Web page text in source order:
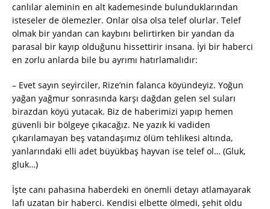
canlılar aleminin en alt kademesinde bulunduklarından
isteseler de ölemezler. Onlar olsa olsa telef olurlar. Telef
olmak bir yandan can kaybını belirtirken bir yandan da
parasal bir kayıp olduğunu hissettirir insana. İyi bir haberci
en zorlu anlarda bile bu ayrımı hatırlamalıdır:
– Evet sayın seyirciler, Rize’nin falanca köyündeyiz. Yoğun
yağan yağmur sonrasında karşı dağdan gelen sel suları
birazdan köyü yutacak. Biz de haberimizi yapıp hemen
güvenli bir bölgeye çıkacağız. Ne yazık ki vadiden
çıkarılamayan beş vatandaşımız ölüm tehlikesi altında,
yanlarındaki elli adet büyükbaş hayvan ise telef ol… (Gluk,
gluk…)
İşte canı pahasına haberdeki en önemli detayı atlamayarak
lafı uzatan bir haberci. Kendisi elbette ölmedi, şehit oldu